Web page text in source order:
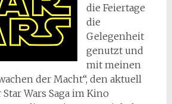
die Feiertage
die
Gelegenheit
genutzt und
mit meinen
der Macht“, den aktuell
Wars Saga im Kino